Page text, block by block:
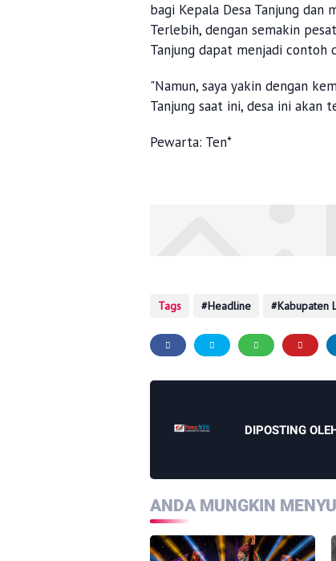
bagi Kepala Desa Tanjung dan
Terlebih, dengan semakin
Tanjung dapat menjadi contoh
"Namun, saya yakin dengan
Tanjung saat ini, desa ini akan
Pewarta: Ten*
Tags Headline Kabupaten
DIPOSTING
ANDA MUNGKIN